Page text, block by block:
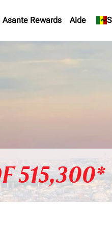
Asante Rewards Aide keyboard_arrow_down
515,300*